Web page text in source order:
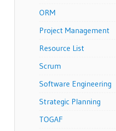
ORM
Project Management
Resource List
Scrum
Software Engineering
Strategic Planning
TOGAF